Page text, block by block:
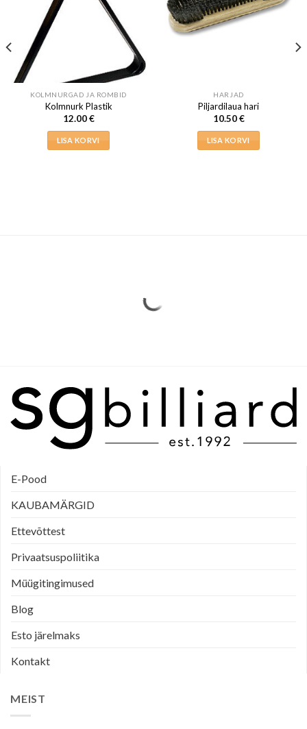
KOLMNURGAD JA ROMBID
Kolmnurk Plastik
12.00€
LISA KORVI
HARJAD
Piljardilaua hari
10.50€
LISA KORVI
E-Pood
KAUBAMÄRGID
Ettevõttest
Privaatsuspoliitika
Müügitingimused
Blog
Esto järelmaks
Kontakt
MEIST